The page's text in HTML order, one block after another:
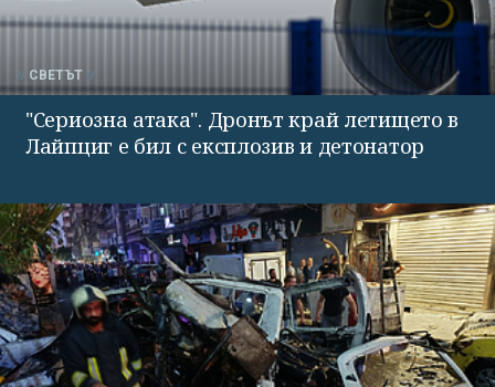
СВЕТЪТ
"Сериозна атака". Дронът край летището в
Лайпциг е бил с експлозив и детонатор